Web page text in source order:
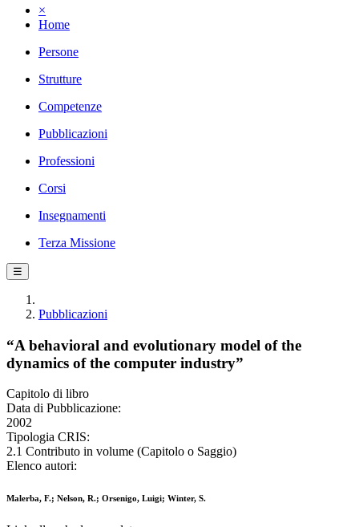
×
Home
Persone
Strutture
Competenze
Pubblicazioni
Professioni
Corsi
Insegnamenti
Terza Missione
☰
Pubblicazioni
“A behavioral and evolutionary model of the
dynamics of the computer industry”
Capitolo di libro
Data di Pubblicazione:
2002
Tipologia CRIS:
2.1 Contributo in volume (Capitolo o Saggio)
Elenco autori:
Malerba, F.; Nelson, R.; Orsenigo, Luigi; Winter, S.